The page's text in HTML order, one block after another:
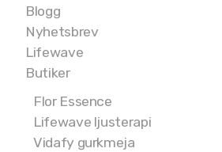
Blogg
Nyhetsbrev
Lifewave
Butiker
Flor Essence
Lifewave ljusterapi
Vidafy gurkmeja